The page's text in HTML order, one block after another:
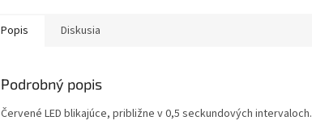
Popis Diskusia
Podrobný popis
Červené LED blikajúce, približne v 0,5 seckundových intervaloch.